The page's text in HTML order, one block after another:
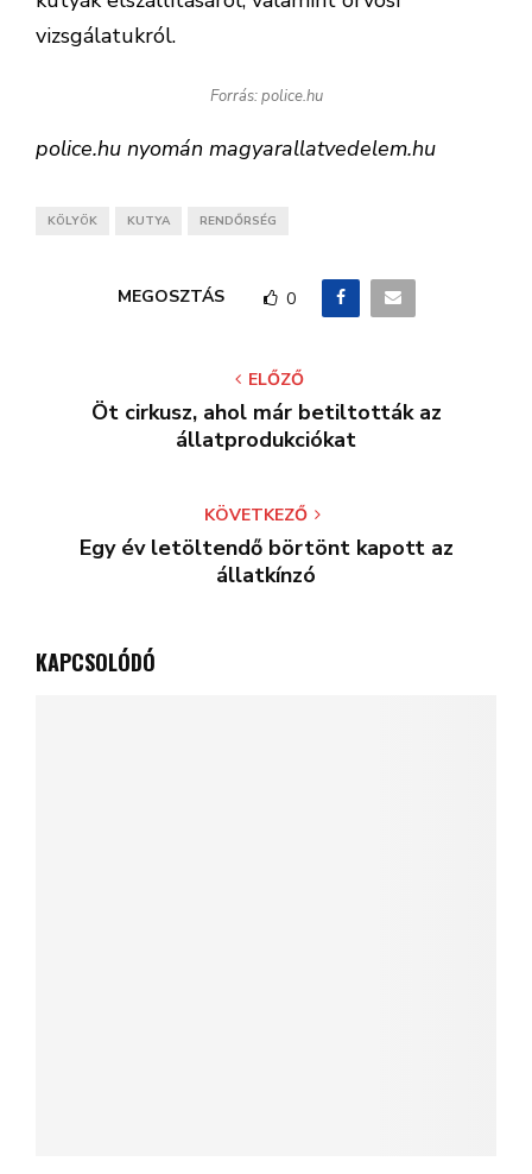
vizsgálatukról.
Forrás: police.hu
police.hu nyomán magyarallatvedelem.hu
KÖLYÖK KUTYA RENDŐRSÉG
MEGOSZTÁS 0
ELŐZŐ
Öt cirkusz, ahol már betiltották az
állatprodukciókat
KÖVETKEZŐ
Egy év letöltendő börtönt kapott az
állatkínzó
KAPCSOLÓDÓ